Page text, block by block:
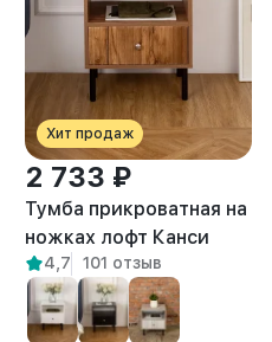
Хит продаж
2 733 ₽
Тумба прикроватная на
ножках лофт Канси
амаретто
4,7 101 отзыв